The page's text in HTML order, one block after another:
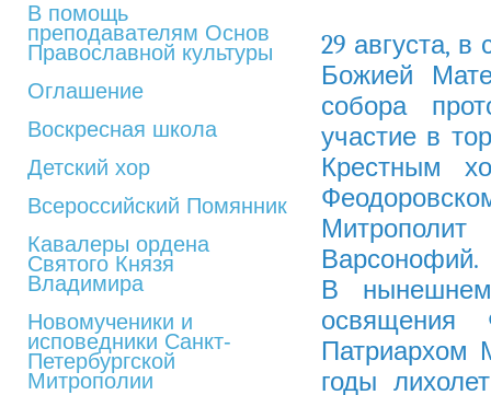
В помощь
преподавателям Основ
Православной культуры
Оглашение
Воскресная школа
Детский хор
Всероссийский Помянник
Кавалеры ордена
Святого Князя
Владимира
Новомученики и
исповедники Санкт-
Петербургской
Митрополии
29 августа,
Божией
собора
участие в
Крестным
Варсонофий.
В
освящения
Патриархом
годы